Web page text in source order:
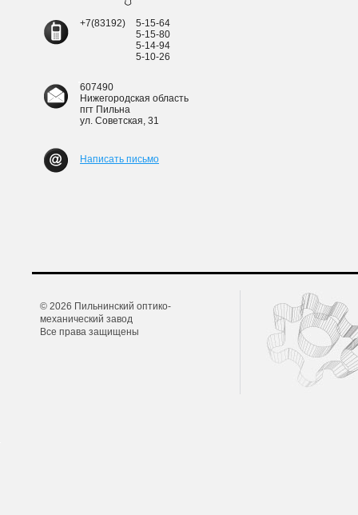
+7(83192)
5-15-64
5-15-80
5-14-94
5-10-26
607490
Нижегородская область
пгт Пильна
ул. Советская, 31
Написать письмо
© 2026 Пильнинский оптико-
механический завод
Все права защищены